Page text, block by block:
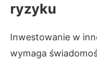
ryzyku
Inwestowanie w
wymaga